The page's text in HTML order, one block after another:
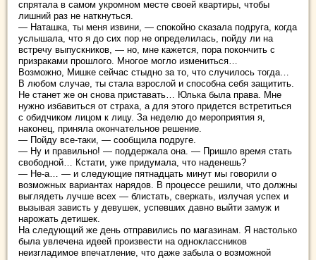
спрятала в самом укромном месте своей квартиры, чтобы
лишний раз не наткнуться.
— Наташка, ты меня извини, — спокойно сказала подруга, когда
услышала, что я до сих пор не определилась, пойду ли на
встречу выпускников, — но, мне кажется, пора покончить с
призраками прошлого. Многое могло измениться…
Возможно, Мишке сейчас стыдно за то, что случилось тогда…
В любом случае, ты стала взрослой и способна себя защитить.
Не станет же он снова приставать… Юлька была права. Мне
нужно избавиться от страха, а для этого придется встретиться
с обидчиком лицом к лицу. За неделю до мероприятия я,
наконец, приняла окончательное решение.
— Пойду все-таки, — сообщила подруге.
— Ну и правильно! — поддержала она. — Пришло время стать
свободной… Кстати, уже придумала, что наденешь?
— Не-а… — и следующие пятнадцать минут мы говорили о
возможных вариантах нарядов. В процессе решили, что должны
выглядеть лучше всех — блистать, сверкать, излучая успех и
вызывая зависть у девушек, успевших давно выйти замуж и
нарожать детишек.
На следующий же день отправились по магазинам. Я настолько
была увлечена идеей произвести на одноклассников
неизгладимое впечатление, что даже забыла о возможной